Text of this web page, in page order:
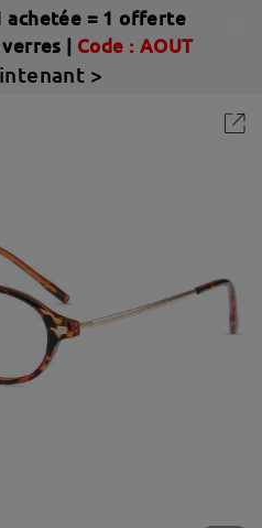
achetée = 1 offerte
| Code : AOUT
>